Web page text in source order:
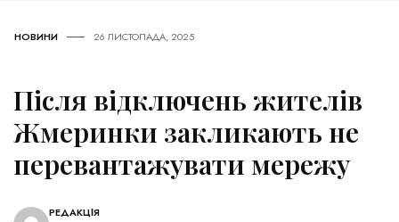
НОВИНИ 26 ЛИСТОПАДА, 2025
Після відключень жителів
Жмеринки закликають не
перевантажувати мережу
РЕДАКЦІЯ